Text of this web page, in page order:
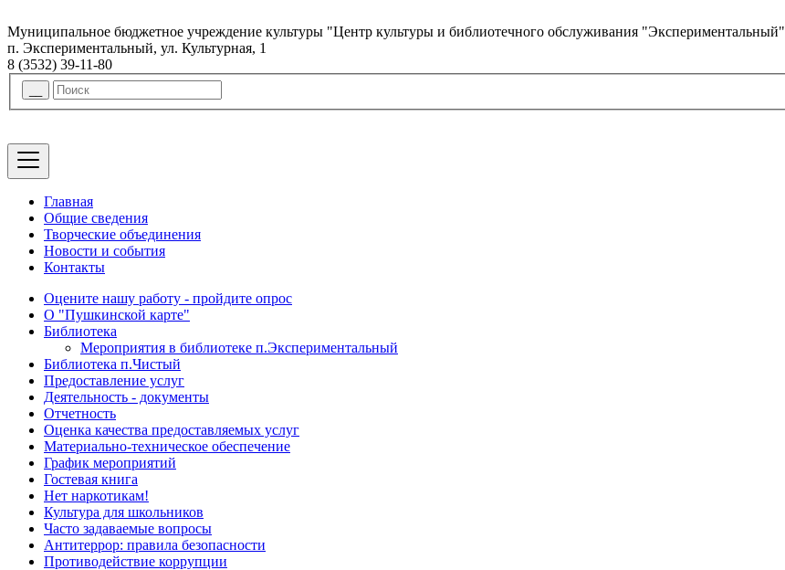
Муниципальное бюджетное учреждение культуры "Центр культуры и библиотечного обслуживания "Экспериментальный"
п. Экспериментальный, ул. Культурная, 1
8 (3532) 39-11-80
Главная
Общие сведения
Творческие объединения
Новости и события
Контакты
Оцените нашу работу - пройдите опрос
О "Пушкинской карте"
Библиотека
Мероприятия в библиотеке п.Экспериментальный
Библиотека п.Чистый
Предоставление услуг
Деятельность - документы
Отчетность
Оценка качества предоставляемых услуг
Материально-техническое обеспечение
График мероприятий
Гостевая книга
Нет наркотикам!
Культура для школьников
Часто задаваемые вопросы
Антитеррор: правила безопасности
Противодействие коррупции